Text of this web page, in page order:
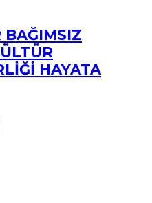
BAĞIMSIZ
HAYATA